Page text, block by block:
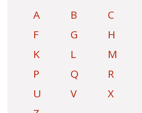
A B C
F
G H
K
L M
P
Q R
U
V X